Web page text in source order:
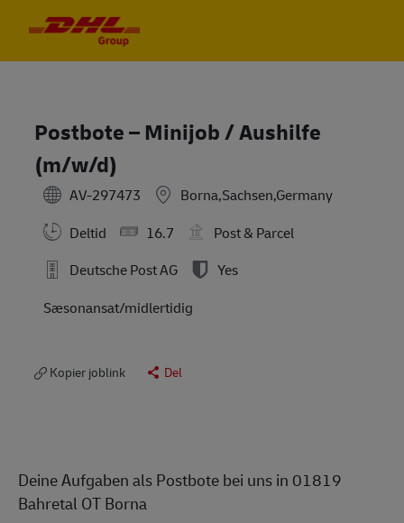
Postbote – Minijob / Aushilfe
(m/w/d)
AV-297473
Borna,Sachsen,Germany
Deltid
16.7
Post & Parcel
Deutsche Post AG
Yes
Sæsonansat/midlertidig
Kopier joblink Del
Deine Aufgaben als Postbote bei uns in 01819
Bahretal OT Borna